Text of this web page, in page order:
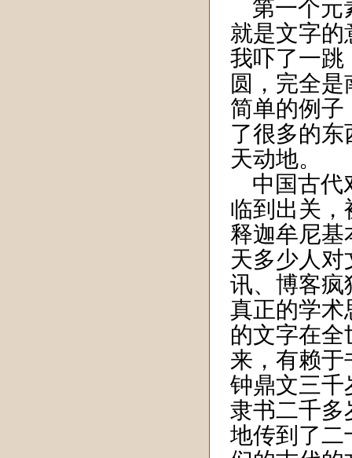
第一个元
就是文字的
我吓了一跳
圆，完全
简单的例子
了很多的
天动地。
中国古代
临到出关，
释迦牟尼基
天多少人
讯、博客疯
真正的学术
的文字在
来，有赖于
钟鼎文三千
隶书二千多
地传到了二